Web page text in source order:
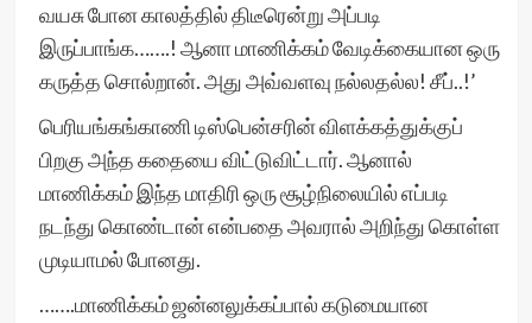
வயசு போன காலத்தில் திடீரென்று அப்படி
இருப்பாங்க…….! ஆனா மாணிக்கம் வேடிக்கையான ஒரு
கருத்த சொல்றான். அது அவ்வளவு நல்லதல்ல! சீப்..!’
பெரியங்கங்காணி டிஸ்பென்சரின் விளக்கத்துக்குப்
பிறகு அந்த கதையை விட்டுவிட்டார். ஆனால்
மாணிக்கம் இந்த மாதிரி ஒரு சூழ்நிலையில் எப்படி
நடந்து கொண்டான் என்பதை அவரால் அறிந்து கொள்ள
முடியாமல் போனது.
…….மாணிக்கம் ஜன்னலுக்கப்பால் கடுமையான